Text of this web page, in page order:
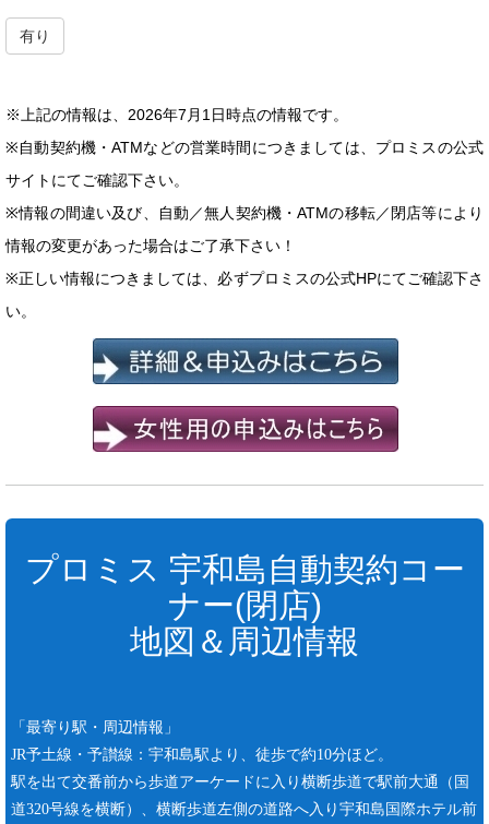
有り
※上記の情報は、2026年7月1日時点の情報です。
※自動契約機・ATMなどの営業時間につきましては、プロミスの公式
サイトにてご確認下さい。
※情報の間違い及び、自動／無人契約機・ATMの移転／閉店等により
情報の変更があった場合はご了承下さい！
※正しい情報につきましては、必ずプロミスの公式HPにてご確認下さ
い。
プロミス 宇和島自動契約コー
ナー(閉店)
地図＆周辺情報
「最寄り駅・周辺情報」
JR予土線・予讃線：宇和島駅より、徒歩で約10分ほど。
駅を出て交番前から歩道アーケードに入り横断歩道で駅前大通（国
道320号線を横断）、横断歩道左側の道路へ入り宇和島国際ホテル前